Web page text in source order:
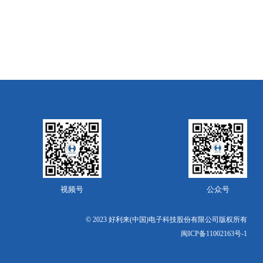
视频号 公众号
© 2023 好利来(中国)电子科技股份有限公司版权所有
闽ICP备11002163号-1